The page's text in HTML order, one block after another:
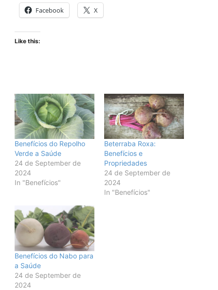
Facebook X
Like this:
Benefícios do Repolho
Verde a Saúde
24 de September de
2024
In "Benefícios"
Beterraba Roxa:
Benefícios e
Propriedades
24 de September de
2024
In "Benefícios"
Benefícios do Nabo para
a Saúde
24 de September de
2024